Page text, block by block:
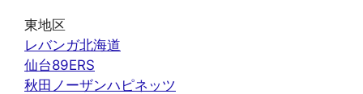
東地区
レバンガ北海道
仙台89ERS
秋田ノーザンハピネッツ